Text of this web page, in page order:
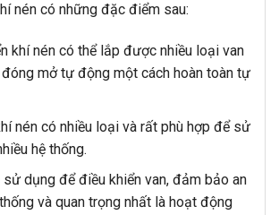
nén có những đặc điểm sau:
khí nén có thể lắp được nhiều loại van
mở tự động một cách hoàn toàn tự
nén có nhiều loại và rất phù hợp để sử
hệ thống.
dụng để điều khiển van, đảm bảo an
và quan trọng nhất là hoạt động